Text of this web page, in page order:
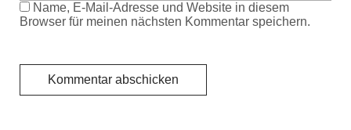
Name, E-Mail-Adresse und Website in diesem
Browser für meinen nächsten Kommentar speichern.